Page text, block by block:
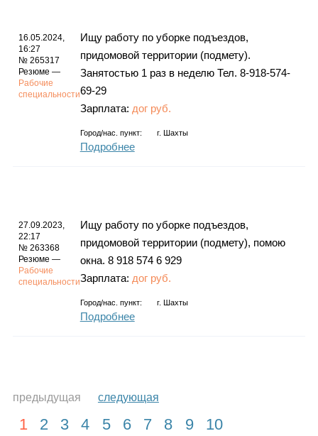
16.05.2024,
16:27
№ 265317
Резюме —
Рабочие
специальности
Ищу работу по уборке подъездов,
придомовой территории (подмету).
Занятостью 1 раз в неделю Тел. 8-918-574-
69-29
Зарплата: дог руб.
Город/нас. пункт: г. Шахты
Подробнее
27.09.2023,
22:17
№ 263368
Резюме —
Рабочие
специальности
Ищу работу по уборке подъездов,
придомовой территории (подмету), помою
окна. 8 918 574 6 929
Зарплата: дог руб.
Город/нас. пункт: г. Шахты
Подробнее
предыдущая следующая
1 2 3 4 5 6 7 8 9 10